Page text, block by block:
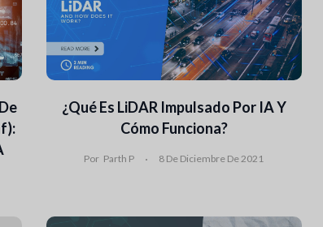
¿Qué Es LiDAR Impulsado Por IA Y
Cómo Funciona?
Por Parth P 8 De Diciembre De 2021